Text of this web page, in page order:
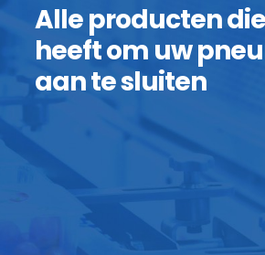
Alle producten
heeft om uw
aan te sluiten